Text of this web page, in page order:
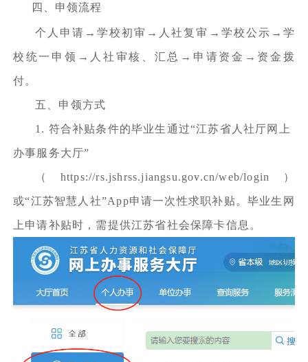
四、申领流程
个人申请→学校初审→人社复审→学校公示→学
校统一申领→人社审核、汇总→申请资金→资金拨
付。
五、申领方式
1. 符合补贴条件的毕业生通过“江苏省人社厅网上
办事服务大厅”
（https://rs.jshrss.jiangsu.gov.cn/web/login）
或“江苏智慧人社”App申请一次性求职补贴。毕业生网
上申请补贴时，需提供江苏省社会保障卡信息。